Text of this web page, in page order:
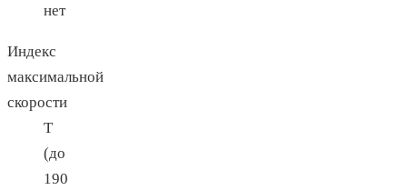
нет
Индекс
максимальной
скорости
T
(до
190